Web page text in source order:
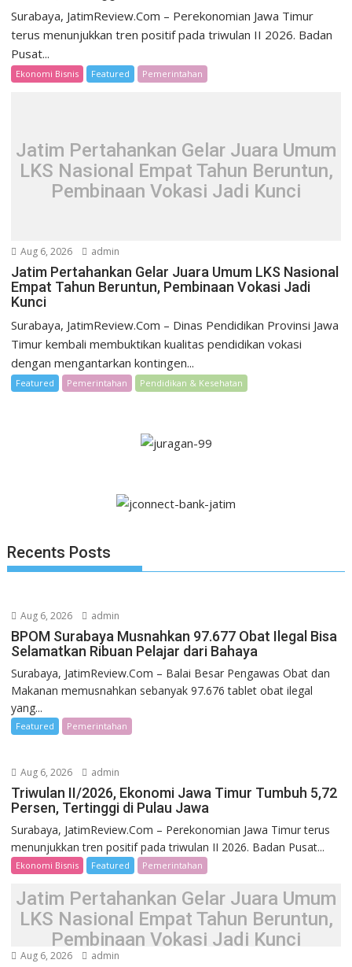
Surabaya, JatimReview.Com – Perekonomian Jawa Timur
terus menunjukkan tren positif pada triwulan II 2026. Badan
Pusat...
Ekonomi Bisnis Featured Pemerintahan
Jatim Pertahankan Gelar Juara Umum
LKS Nasional Empat Tahun Beruntun,
Pembinaan Vokasi Jadi Kunci
Aug 6, 2026 admin
Jatim Pertahankan Gelar Juara Umum LKS Nasional
Empat Tahun Beruntun, Pembinaan Vokasi Jadi
Kunci
Surabaya, JatimReview.Com – Dinas Pendidikan Provinsi Jawa
Timur kembali membuktikan kualitas pendidikan vokasi
dengan mengantarkan kontingen...
Featured Pemerintahan Pendidikan & Kesehatan
Recents Posts
Aug 6, 2026 admin
BPOM Surabaya Musnahkan 97.677 Obat Ilegal Bisa
Selamatkan Ribuan Pelajar dari Bahaya
Surabaya, JatimReview.Com – Balai Besar Pengawas Obat dan
Makanan memusnahkan sebanyak 97.676 tablet obat ilegal
yang...
Featured Pemerintahan
Aug 6, 2026 admin
Triwulan II/2026, Ekonomi Jawa Timur Tumbuh 5,72
Persen, Tertinggi di Pulau Jawa
Surabaya, JatimReview.Com – Perekonomian Jawa Timur terus
menunjukkan tren positif pada triwulan II 2026. Badan Pusat...
Ekonomi Bisnis Featured Pemerintahan
Jatim Pertahankan Gelar Juara Umum
LKS Nasional Empat Tahun Beruntun,
Pembinaan Vokasi Jadi Kunci
Aug 6, 2026 admin